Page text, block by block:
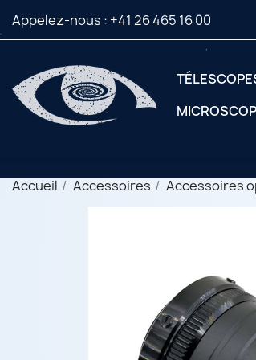
Appelez-nous : +41 26 465 16 00
Accueil Accessoires Accessoires